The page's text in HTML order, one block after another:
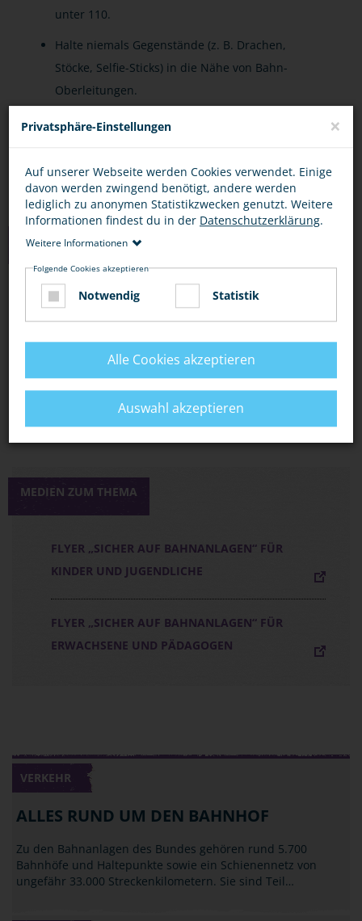
unter 110.
Halte niemals Gegenstände (z. B. Drachen,
Stöcke, Selfie-Sticks) in die Nähe von Bahn-
Oberleitungen.
Lasse niemals Drohnen oder ferngesteuerte
LINKS
CHECKER TOBI: DER BAHNHOFS-CHECK
(YOUTUBE)
S-BAHN MÜNCHEN: ERKLÄRVIDEOS RUND
UMS S-BAHN-FAHREN
MEDIEN ZUM THEMA
FLYER „SICHER AUF BAHNANLAGEN“ FÜR
KINDER UND JUGENDLICHE
FLYER „SICHER AUF BAHNANLAGEN“ FÜR
ERWACHSENE UND PÄDAGOGEN
VERKEHR
ALLES RUND UM DEN BAHNHOF
Zu den Bahnanlagen des Bundes gehören rund 5.700
Bahnhöfe und Haltepunkte sowie ein Schienennetz von
ungefähr 33.000 Streckenkilometern. Sie sind Teil…
Privatsphäre-Einstellungen ×
Auf unserer Webseite werden Cookies verwendet. Einige
davon werden zwingend benötigt, andere werden
lediglich zu anonymen Statistikzwecken genutzt. Weitere
Informationen findest du in der Datenschutzerklärung.
Weitere Informationen
Folgende Cookies akzeptieren
Notwendig Statistik
Alle Cookies akzeptieren
Auswahl akzeptieren